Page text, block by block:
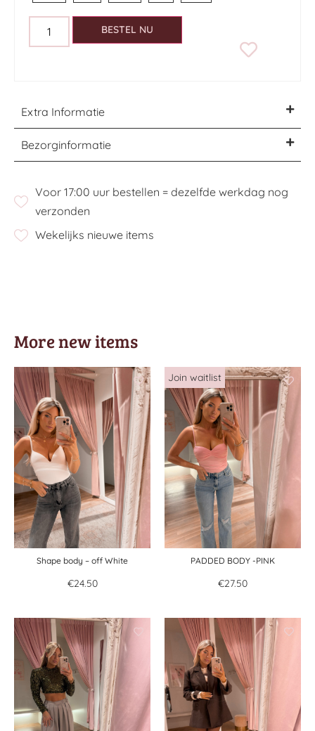
BESTEL NU
Extra Informatie
Bezorginformatie
Voor 17:00 uur bestellen = dezelfde werkdag nog
verzonden
Wekelijks nieuwe items
More new items
Shape body – off White
€24.50
PADDED BODY -PINK
€27.50